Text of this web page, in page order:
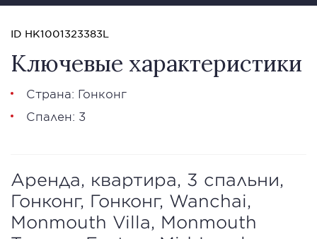
ID HK1001323383L
Ключевые характеристики
Страна: Гонконг
Спален: 3
Аренда, квартира, 3 спальни,
Гонконг, Гонконг, Wanchai,
Monmouth Villa, Monmouth